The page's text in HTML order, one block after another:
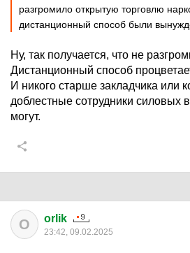
разгромило открытую торговлю
дистанционный способ были
Ну, так получается, что не
Дистанционный способ
И никого старше закладчика или
доблестные сотрудники силовых
могут.
O orlik
23:42, 09.02.2025